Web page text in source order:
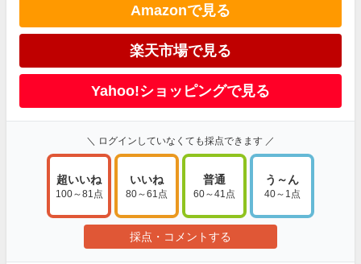
Amazonで見る
楽天市場で見る
Yahoo!ショッピングで見る
＼ ログインしていなくても採点できます ／
超いいね
100～81点
いいね
80～61点
普通
60～41点
う～ん
40～1点
採点・コメントする